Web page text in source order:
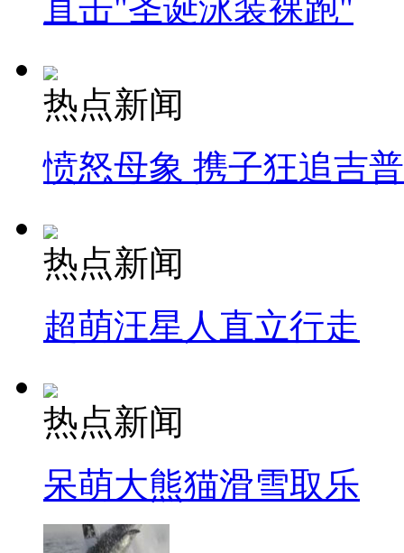
直击"圣诞泳装裸跑"
热点新闻
愤怒母象 携子狂追吉
热点新闻
超萌汪星人直立行走
热点新闻
呆萌大熊猫滑雪取乐